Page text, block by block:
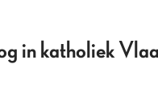
in katholiek